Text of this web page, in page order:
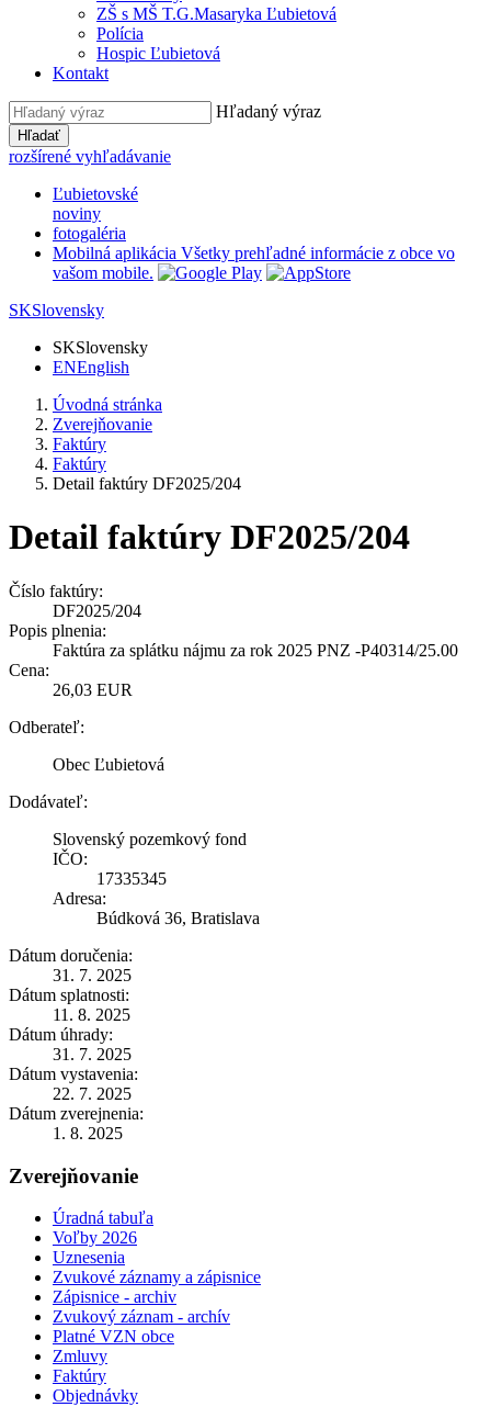
ZŠ s MŠ T.G.Masaryka Ľubietová
Polícia
Hospic Ľubietová
Kontakt
Hľadaný výraz
Hľadať
rozšírené vyhľadávanie
Ľubietovské
noviny
fotogaléria
Mobilná aplikácia Všetky prehľadné informácie z obce vo
vašom mobile.
SKSlovensky
SKSlovensky
ENEnglish
Úvodná stránka
Zverejňovanie
Faktúry
Faktúry
Detail faktúry DF2025/204
Detail faktúry DF2025/204
Číslo faktúry:
DF2025/204
Popis plnenia:
Faktúra za splátku nájmu za rok 2025 PNZ -P40314/25.00
Cena:
26,03 EUR
Odberateľ:
Obec Ľubietová
Dodávateľ:
Slovenský pozemkový fond
IČO:
17335345
Adresa:
Búdková 36, Bratislava
Dátum doručenia:
31. 7. 2025
Dátum splatnosti:
11. 8. 2025
Dátum úhrady:
31. 7. 2025
Dátum vystavenia:
22. 7. 2025
Dátum zverejnenia:
1. 8. 2025
Zverejňovanie
Úradná tabuľa
Voľby 2026
Uznesenia
Zvukové záznamy a zápisnice
Zápisnice - archiv
Zvukový záznam - archív
Platné VZN obce
Zmluvy
Faktúry
Objednávky